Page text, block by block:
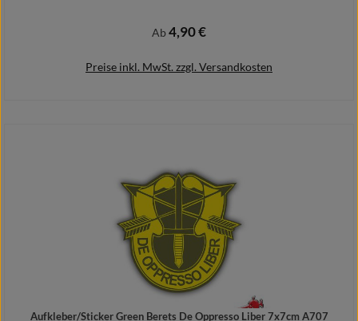
Regulärer Preis:
Ab4,90 €
Preise inkl. MwSt. zzgl. Versandkosten
Aufkleber/Sticker Green Berets De Oppresso Liber 7x7cm A707